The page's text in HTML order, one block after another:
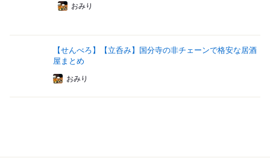
おみり
【せんべろ】【立呑み】国分寺の非チェーンで格安な居酒
屋まとめ
おみり